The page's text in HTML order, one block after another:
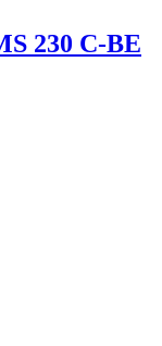
230 C-BE